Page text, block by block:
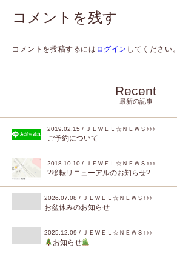
コメントを残す
コメントを投稿するには ログイン してください。
Recent
最新の記事
2019.02.15 / ＪＥＷＥＬ☆ＮＥＷＳ♪♪♪
ご予約について
2018.10.10 / ＪＥＷＥＬ☆ＮＥＷＳ♪♪♪
?移転リニューアルのお知らせ?
2026.07.08 / ＪＥＷＥＬ☆ＮＥＷＳ♪♪♪
お盆休みのお知らせ
2025.12.09 / ＪＥＷＥＬ☆ＮＥＷＳ♪♪♪
お知らせ